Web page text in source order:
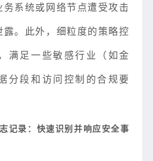
系统或网络节点遭受攻击
。此外，细粒度的策略控
满足一些敏感行业（如金
分段和访问控制的合规要
记录：快速识别并响应安全事